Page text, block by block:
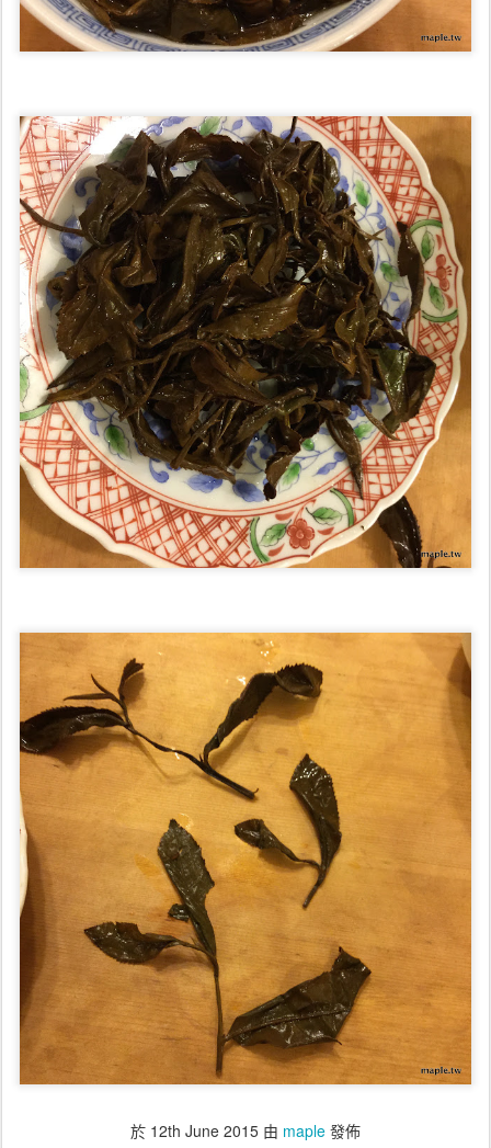
於 12th June 2015 由 maple 發佈